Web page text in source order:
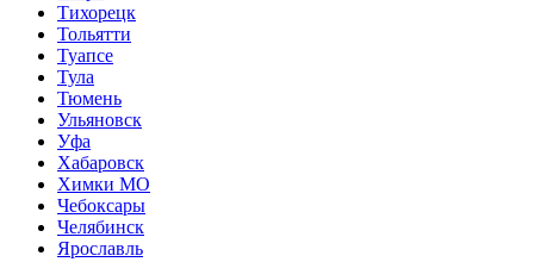
Тихорецк
Тольятти
Туапсе
Тула
Тюмень
Ульяновск
Уфа
Хабаровск
Химки МО
Чебоксары
Челябинск
Ярославль